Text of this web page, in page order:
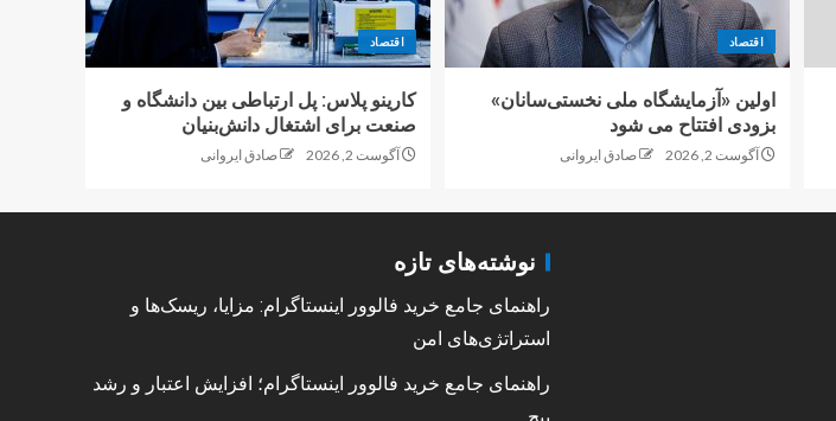
اقتصاد
اولین «آزمایشگاه ملی نخستی‌سانان»
بزودی افتتاح می شود
آگوست 2, 2026 صادق ایروانی
اقتصاد
کارینو پلاس: پل ارتباطی بین دانشگاه و
صنعت برای اشتغال دانش‌بنیان
آگوست 2, 2026 صادق ایروانی
نوشته‌های تازه
راهنمای جامع خرید فالوور اینستاگرام: مزایا، ریسک‌ها و
استراتژی‌های امن
راهنمای جامع خرید فالوور اینستاگرام؛ افزایش اعتبار و رشد